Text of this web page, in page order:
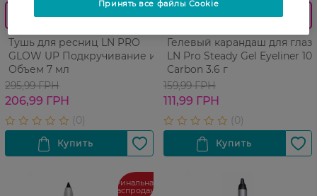
0_Спец.ціна
Тушь для ресниц LN PRO
GLOW UP Подкручивание и
Объем 7 мл
295,99 ГРН
206,99 ГРН
0_Спец.ціна
Гелевый карандаш для глаз
LN Pro Steady Gel Eyeliner 101
Carbon 3.6 г
159,99 ГРН
111,99 ГРН
Финальная
распродажа
Принять все файлы Cookie